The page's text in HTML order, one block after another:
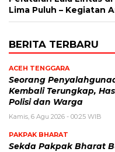
Lima Puluh – Kegiatan
BERITA TERBARU
ACEH TENGGARA
Seorang
Kembali Terungkap,
Polisi dan Warga
Kamis, 6 Agu 2026 - 00:25 WIB
PAKPAK BHARAT
Sekda Pakpak Bharat